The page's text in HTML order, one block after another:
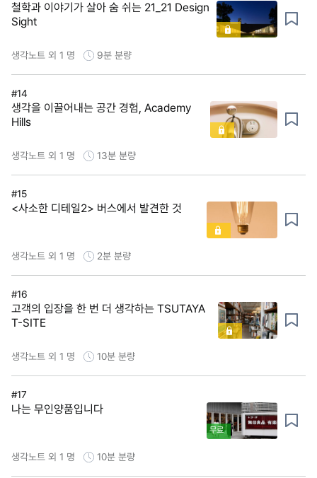
철학과 이야기가 살아 숨 쉬는 21_21 Design
Sight
생각노트 외 1 명 9분 분량
#14
생각을 이끌어내는 공간 경험, Academy
Hills
생각노트 외 1 명 13분 분량
#15
<사소한 디테일2> 버스에서 발견한 것
생각노트 외 1 명 2분 분량
#16
고객의 입장을 한 번 더 생각하는 TSUTAYA
T-SITE
생각노트 외 1 명 10분 분량
#17
나는 무인양품입니다
무료
생각노트 외 1 명 10분 분량